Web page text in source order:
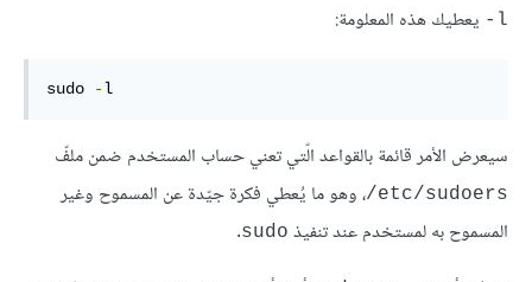
l- يعطيك هذه المعلومة:
sudo -l
سيعرض الأمر قائمة بالقواعد الّتي تعني حساب المستخدم ضمن ملفّ
etc/sudoers/
، وهو ما يُعطي فكرة جيّدة عن المسموح وغير
المسموح به لمستخدم عند تنفيذ sudo
.